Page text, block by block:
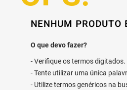
NENHUM PRODUTO
Verifique os termos digitados.
Tente utilizar uma única
Utilize termos genéricos na